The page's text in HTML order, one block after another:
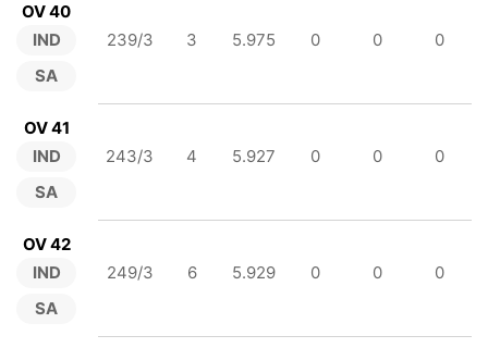
OV 40
IND
SA
239/3 3 5.975 0 0 0
OV 41
IND
SA
243/3 4 5.927 0 0 0
OV 42
IND
SA
249/3 6 5.929 0 0 0